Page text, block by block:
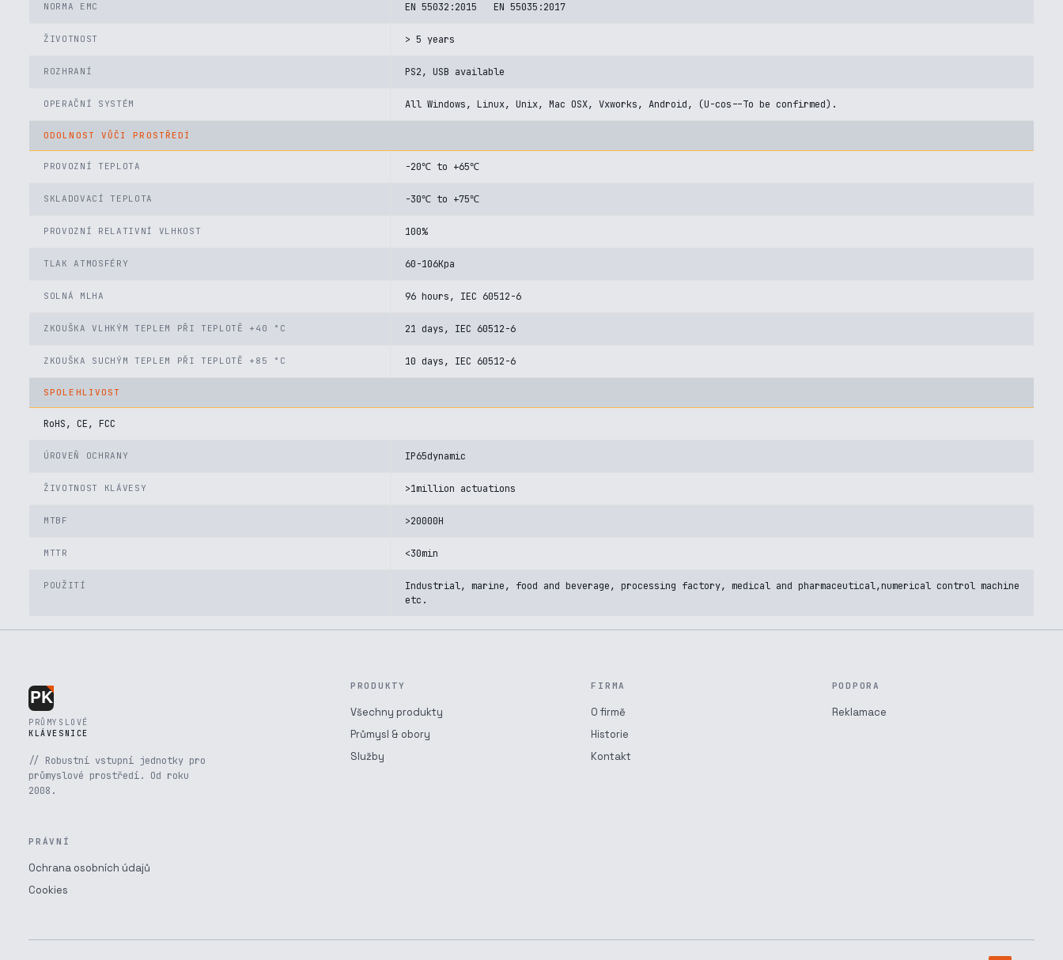
NORMA EMC EN 55032:2015 EN 55035:2017
ŽIVOTNOST > 5 years
ROZHRANÍ PS2, USB available
OPERAČNÍ SYSTÉM All Windows, Linux, Unix, Mac OSX, Vxworks, Android, (U-cos--To be confirmed).
ODOLNOST VŮČI PROSTŘEDÍ
PROVOZNÍ TEPLOTA -20℃ to +65℃
SKLADOVACÍ TEPLOTA -30℃ to +75℃
PROVOZNÍ RELATIVNÍ VLHKOST 100%
TLAK ATMOSFÉRY 60-106Kpa
SOLNÁ MLHA 96 hours, IEC 60512-6
ZKOUŠKA VLHKÝM TEPLEM PŘI TEPLOTĚ +40 °C 21 days, IEC 60512-6
ZKOUŠKA SUCHÝM TEPLEM PŘI TEPLOTĚ +85 °C 10 days, IEC 60512-6
SPOLEHLIVOST
RoHS, CE, FCC
ÚROVEŇ OCHRANY IP65dynamic
ŽIVOTNOST KLÁVESY >1million actuations
MTBF >20000H
MTTR <30min
POUŽITÍ
Industrial, marine, food and beverage, processing factory, medical and pharmaceutical,numerical control machine
etc.
PRŮMYSLOVÉ
KLÁVESNICE
// Robustní vstupní jednotky pro
průmyslové prostředí. Od roku
2008.
PRODUKTY
Všechny produkty
Průmysl & obory
Služby
FIRMA
O firmě
Historie
Kontakt
PODPORA
Reklamace
PRÁVNÍ
Ochrana osobních údajů
Cookies